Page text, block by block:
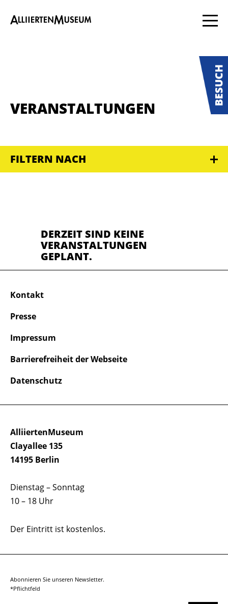
VERANSTALTUNGEN
FILTERN NACH
DERZEIT SIND KEINE
VERANSTALTUNGEN
GEPLANT.
AlliiertenMuseum
Clayallee 135
14195 Berlin
Dienstag – Sonntag
10 – 18 Uhr
Der Eintritt ist kostenlos.
Kontakt
Presse
Impressum
Barrierefreiheit der Webseite
Datenschutz
Abonnieren Sie unseren Newsletter.
*Pflichtfeld